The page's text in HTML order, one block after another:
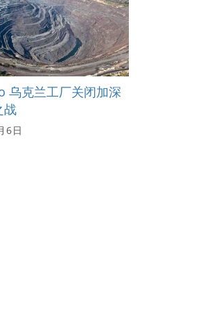
乌克兰工厂关闭加深
战
6日